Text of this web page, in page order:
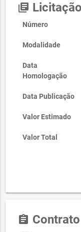
library_books Licitação
Número
Modalidade
Data
Homologação
Data Publicação
Valor Estimado
Valor Total
assignment Contrato